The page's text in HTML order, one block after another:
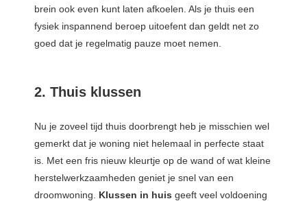
brein ook even kunt laten afkoelen. Als je thuis een
fysiek inspannend beroep uitoefent dan geldt net zo
goed dat je regelmatig pauze moet nemen.
2. Thuis klussen
Nu je zoveel tijd thuis doorbrengt heb je misschien wel
gemerkt dat je woning niet helemaal in perfecte staat
is. Met een fris nieuw kleurtje op de wand of wat kleine
herstelwerkzaamheden geniet je snel van een
droomwoning. Klussen in huis geeft veel voldoening